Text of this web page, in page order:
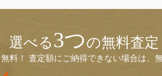
選べる3つの無料査定
料！ 査定額にご納得できない場合は